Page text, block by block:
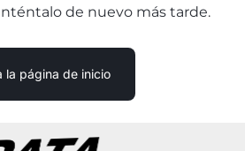
de nuevo más tarde.
la página de inicio